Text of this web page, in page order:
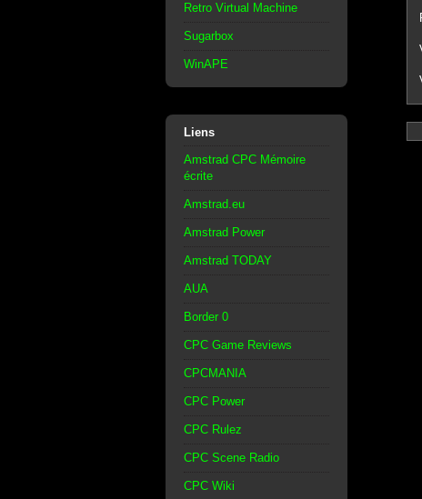
Retro Virtual Machine
Sugarbox
WinAPE
Liens
Amstrad CPC Mémoire
écrite
Amstrad.eu
Amstrad Power
Amstrad TODAY
AUA
Border 0
CPC Game Reviews
CPCMANIA
CPC Power
CPC Rulez
CPC Scene Radio
CPC Wiki